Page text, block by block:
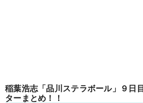
稲葉浩志「品川ステラボール」９日
ターまとめ！！